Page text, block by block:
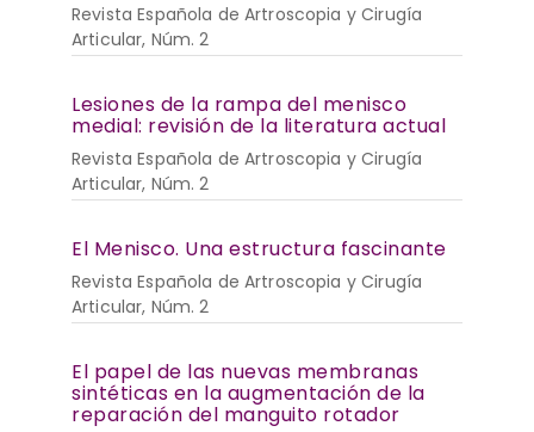
Revista Española de Artroscopia y Cirugía
Articular, Núm. 2
Lesiones de la rampa del menisco
medial: revisión de la literatura actual
Revista Española de Artroscopia y Cirugía
Articular, Núm. 2
El Menisco. Una estructura fascinante
Revista Española de Artroscopia y Cirugía
Articular, Núm. 2
El papel de las nuevas membranas
sintéticas en la augmentación de la
reparación del manguito rotador